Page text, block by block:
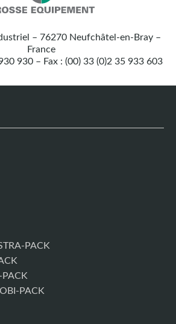
coordonnées
:
Equipement
– 76270 Neufchâtel-en-Bray –
France
930 – Fax : (00) 33 (0)2 35 933 603
PACK
PACK
PACK